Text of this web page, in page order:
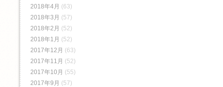
2018年4月 (63)
2018年3月 (57)
2018年2月 (52)
2018年1月 (52)
2017年12月 (63)
2017年11月 (52)
2017年10月 (55)
2017年9月 (57)